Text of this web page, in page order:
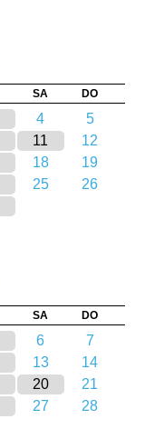
SA DO
4
5
11
12
18
19
25
26
SA DO
6
7
13
14
20
21
27
28